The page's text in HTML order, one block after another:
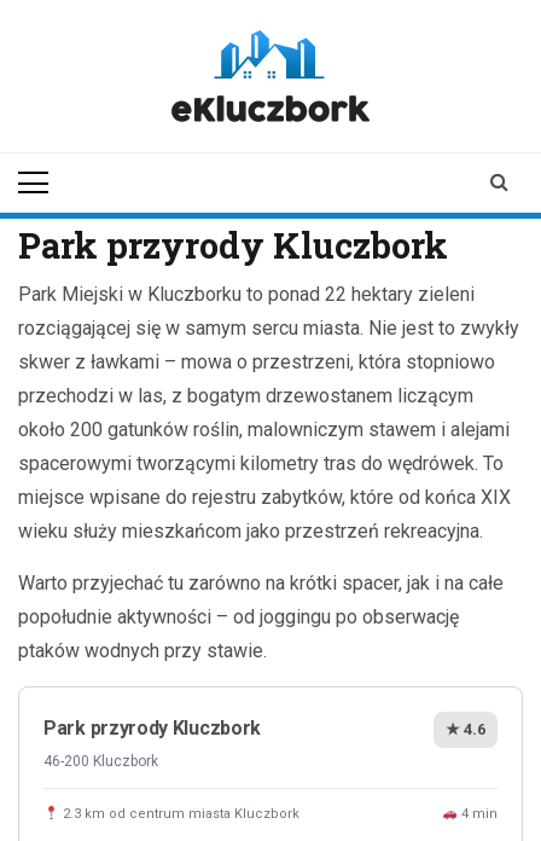
Park przyrody Kluczbork
Park Miejski w Kluczborku to ponad 22 hektary zieleni
rozciągającej się w samym sercu miasta. Nie jest to zwykły
skwer z ławkami – mowa o przestrzeni, która stopniowo
przechodzi w las, z bogatym drzewostanem liczącym
około 200 gatunków roślin, malowniczym stawem i alejami
spacerowymi tworzącymi kilometry tras do wędrówek. To
miejsce wpisane do rejestru zabytków, które od końca XIX
wieku służy mieszkańcom jako przestrzeń rekreacyjna.
Warto przyjechać tu zarówno na krótki spacer, jak i na całe
popołudnie aktywności – od joggingu po obserwację
ptaków wodnych przy stawie.
Park przyrody Kluczbork
46-200 Kluczbork
★ 4.6
2.3 km od centrum miasta Kluczbork 4 min